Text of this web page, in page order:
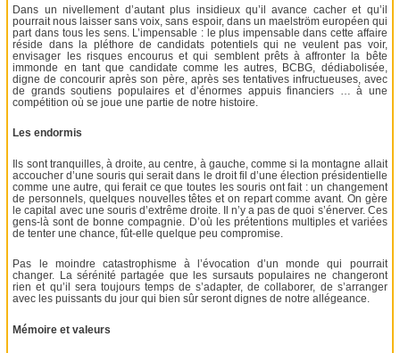
Dans un nivellement d’autant plus insidieux qu’il avance cacher et qu’il
pourrait nous laisser sans voix, sans espoir, dans un maelström européen qui
part dans tous les sens. L’impensable : le plus impensable dans cette affaire
réside dans la pléthore de candidats potentiels qui ne veulent pas voir,
envisager les risques encourus et qui semblent prêts à affronter la bête
immonde en tant que candidate comme les autres, BCBG, dédiabolisée,
digne de concourir après son père, après ses tentatives infructueuses, avec
de grands soutiens populaires et d’énormes appuis financiers … à une
compétition où se joue une partie de notre histoire.
Les endormis
Ils sont tranquilles, à droite, au centre, à gauche, comme si la montagne allait
accoucher d’une souris qui serait dans le droit fil d’une élection présidentielle
comme une autre, qui ferait ce que toutes les souris ont fait : un changement
de personnels, quelques nouvelles têtes et on repart comme avant. On gère
le capital avec une souris d’extrême droite. Il n’y a pas de quoi s’énerver. Ces
gens-là sont de bonne compagnie. D’où les prétentions multiples et variées
de tenter une chance, fût-elle quelque peu compromise.
Pas le moindre catastrophisme à l’évocation d’un monde qui pourrait
changer. La sérénité partagée que les sursauts populaires ne changeront
rien et qu’il sera toujours temps de s’adapter, de collaborer, de s’arranger
avec les puissants du jour qui bien sûr seront dignes de notre allégeance.
Mémoire et valeurs